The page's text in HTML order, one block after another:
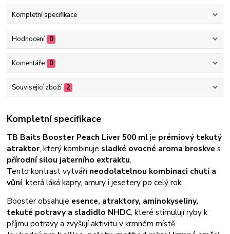
Kompletní specifikace
Hodnocení 0
Komentáře 0
Související zboží 2
Kompletní specifikace
TB Baits Booster Peach Liver 500 mlje prémiový tekutý
atraktor, který kombinuje sladké ovocné aroma broskve s
přírodní silou jaterního extraktu.
Tento kontrast vytváříneodolatelnou kombinaci chutí a
vůní, která láká kapry, amury i jesetery po celý rok.
Booster obsahuje esence, atraktory, aminokyseliny,
tekuté potravy a sladidlo NHDC, které stimulují ryby k
příjmu potravy a zvyšují aktivitu v krmném místě.